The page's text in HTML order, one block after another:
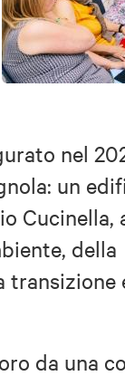
nel
un
Cucinella,
della
transizione
da una